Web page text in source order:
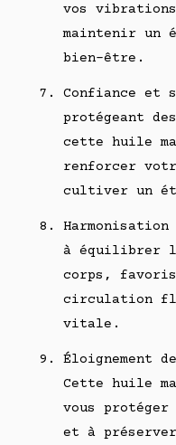
vos
maintenir un
bien-être.
Confiance et
protégeant
cette huile
renforcer
cultiver un
à équilibrer
corps,
circulation
vitale.
Éloignement
Cette huile
vous
et à